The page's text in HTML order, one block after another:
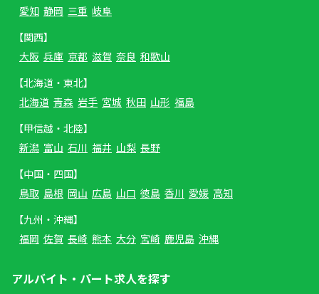
愛知 静岡 三重 岐阜
【関西】
大阪 兵庫 京都 滋賀 奈良 和歌山
【北海道・東北】
北海道 青森 岩手 宮城 秋田 山形 福島
【甲信越・北陸】
新潟 富山 石川 福井 山梨 長野
【中国・四国】
鳥取 島根 岡山 広島 山口 徳島 香川 愛媛 高知
【九州・沖縄】
福岡 佐賀 長崎 熊本 大分 宮崎 鹿児島 沖縄
アルバイト・パート求人を探す